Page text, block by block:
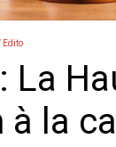
Edito
La
à la